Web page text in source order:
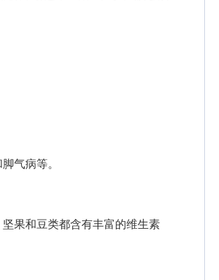
气病等。
果和豆类都含有丰富的维生素